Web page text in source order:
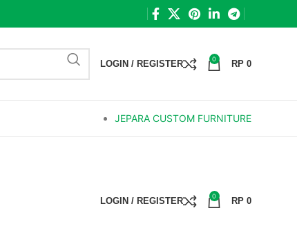
LOGIN / REGISTER 0 RP 0
JEPARA CUSTOM FURNITURE
LOGIN / REGISTER 0 RP 0